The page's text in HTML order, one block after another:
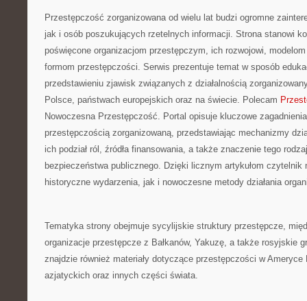
Przestępczość zorganizowana od wielu lat budzi ogromne
jak i osób poszukujących rzetelnych informacji. Strona stanowi
poświęcone organizacjom przestępczym, ich rozwojowi,
formom przestępczości. Serwis prezentuje temat w sposób
przedstawieniu zjawisk związanych z działalnością
Polsce, państwach europejskich oraz na świecie. Polecam
Nowoczesna Przestępczość. Portal opisuje kluczowe
przestępczością zorganizowaną, przedstawiając mechanizmy
ich podział ról, źródła finansowania, a także znaczenie tego
bezpieczeństwa publicznego. Dzięki licznym artykułom czytelnik
historyczne wydarzenia, jak i nowoczesne metody działania
Tematyka strony obejmuje sycylijskie struktury przestępcze,
organizacje przestępcze z Bałkanów, Yakuzę, a także rosyjskie
znajdzie również materiały dotyczące przestępczości w Ameryce
azjatyckich oraz innych części świata.